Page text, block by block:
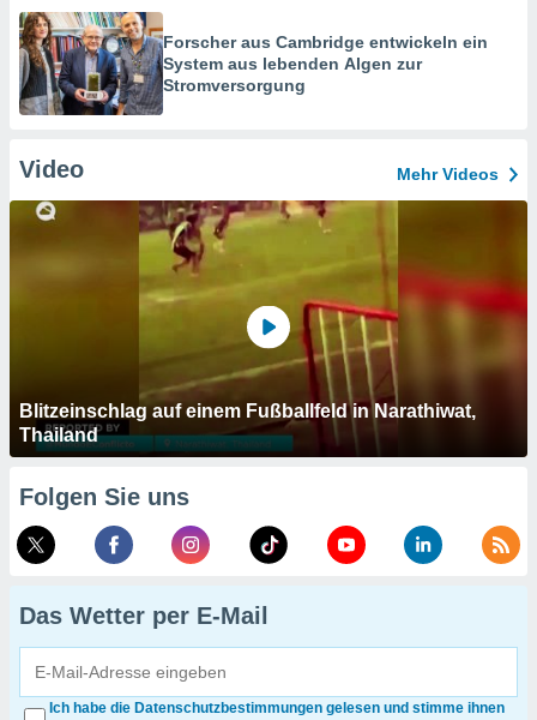
Forscher aus Cambridge entwickeln ein
System aus lebenden Algen zur
Stromversorgung
Video Mehr Videos
Blitzeinschlag auf einem Fußballfeld in Narathiwat,
Thailand
Folgen Sie uns
Das Wetter per E-Mail
Ich habe die Datenschutzbestimmungen gelesen und stimme ihnen